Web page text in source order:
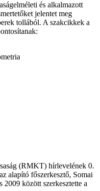
és alkalmazott
jelentet meg
tollából. A szakcikkek a
(RMKT) hírlevelének 0.
alapító főszerkesztő, Somai
2009 között szerkesztette a